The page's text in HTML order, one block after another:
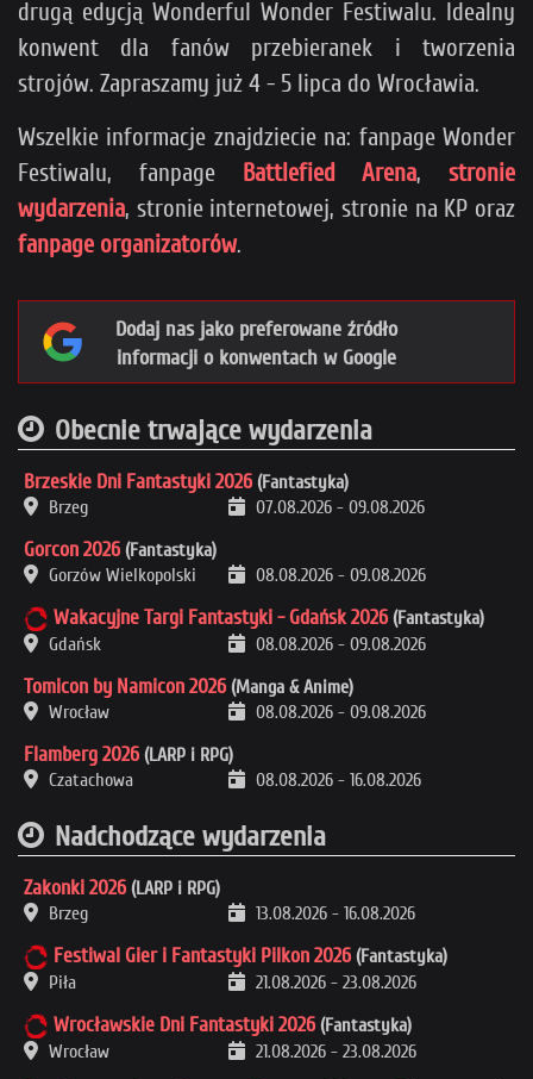
Cel to 150 zł miesięcznie (obecnie: 120 zł).
Po jego osiągnięciu wyłączamy reklamy i ten pop-up.
>>Sprawdź też, na co dokładnie idą pieniądze<<
Loading...
drugą edycją Wonderful Wonder Festiwalu. Idealny
konwent dla fanów przebieranek i tworzenia
strojów. Zapraszamy już 4 - 5 lipca do Wrocławia.
Wszelkie informacje znajdziecie na: fanpage Wonder
Festiwalu, fanpage Battlefied Arena, stronie
wydarzenia, stronie internetowej, stronie na KP oraz
fanpage organizatorów.
Dodaj nas jako preferowane źródło
informacji o konwentach w Google
Obecnie trwające wydarzenia
Brzeskie Dni Fantastyki 2026 (Fantastyka)
Brzeg
07.08.2026 - 09.08.2026
Gorcon 2026 (Fantastyka)
Gorzów Wielkopolski
08.08.2026 - 09.08.2026
Wakacyjne Targi Fantastyki - Gdańsk 2026 (Fantastyka)
Gdańsk
08.08.2026 - 09.08.2026
Tomicon by Namicon 2026 (Manga & Anime)
Wrocław
08.08.2026 - 09.08.2026
Flamberg 2026 (LARP i RPG)
Czatachowa
08.08.2026 - 16.08.2026
Nadchodzące wydarzenia
Zakonki 2026 (LARP i RPG)
Brzeg
13.08.2026 - 16.08.2026
Festiwal Gier i Fantastyki Pilkon 2026 (Fantastyka)
Piła
21.08.2026 - 23.08.2026
Wrocławskie Dni Fantastyki 2026 (Fantastyka)
Wrocław
21.08.2026 - 23.08.2026